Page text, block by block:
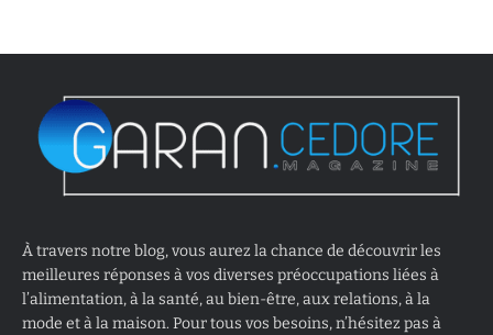
À travers notre blog, vous aurez la chance de découvrir les
meilleures réponses à vos diverses préoccupations liées à
l’alimentation, à la santé, au bien-être, aux relations, à la
mode et à la maison. Pour tous vos besoins, n’hésitez pas à